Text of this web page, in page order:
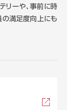
リーや、事前に時
の満足度向上にも